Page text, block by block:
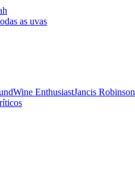
as uvas
Wine EnthusiastJancis Robinson